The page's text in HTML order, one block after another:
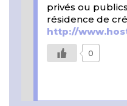
privés ou
résidence de
http://
0